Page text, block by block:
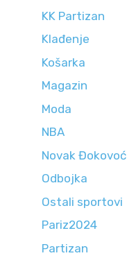
KK Partizan
Klađenje
Košarka
Magazin
Moda
NBA
Novak Đokovoć
Odbojka
Ostali sportovi
Pariz2024
Partizan